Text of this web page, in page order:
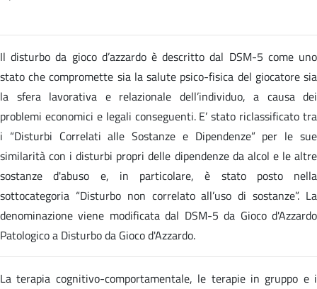
Il disturbo da gioco d’azzardo è descritto dal DSM-5 come uno
stato che compromette sia la salute psico-fisica del giocatore sia
la sfera lavorativa e relazionale dell’individuo, a causa dei
problemi economici e legali conseguenti. E’ stato riclassificato tra
i “Disturbi Correlati alle Sostanze e Dipendenze” per le sue
similarità con i disturbi propri delle dipendenze da alcol e le altre
sostanze d'abuso e, in particolare, è stato posto nella
sottocategoria “Disturbo non correlato all’uso di sostanze”. La
denominazione viene modificata dal DSM-5 da Gioco d'Azzardo
Patologico a Disturbo da Gioco d'Azzardo.
La terapia cognitivo-comportamentale, le terapie in gruppo e i